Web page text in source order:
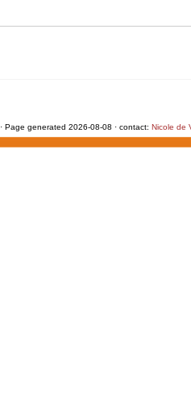
· Page generated 2026-08-08 · contact: Nicole de